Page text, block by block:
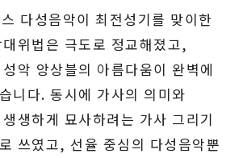
다성음악이 최전성기를 맞이한
위법은 극도로 정교해졌고,
악 앙상블의 아름다움이 완벽에
니다. 동시에 가사의 의미와
생하게 묘사하려는 가사 그리기
쓰였고, 선율 중심의 다성음악뿐